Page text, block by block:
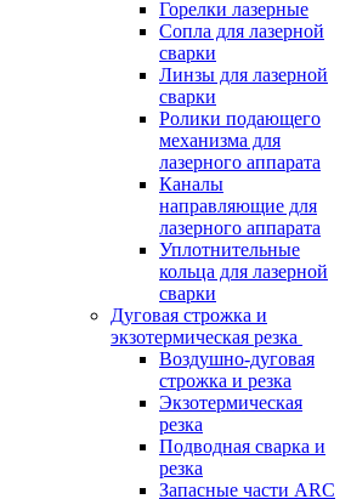
Горелки лазерные
Сопла для лазерной
сварки
Линзы для лазерной
сварки
Ролики подающего
механизма для
лазерного аппарата
Каналы
направляющие для
лазерного аппарата
Уплотнительные
кольца для лазерной
сварки
Дуговая строжка и
экзотермическая резка
Воздушно-дуговая
строжка и резка
Экзотермическая
резка
Подводная сварка и
резка
Запасные части ARC